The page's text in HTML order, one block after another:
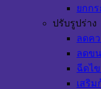
ยกก
ปรับรูปร่าง
ลดค
ลดข
ฉีดไ
เสริ